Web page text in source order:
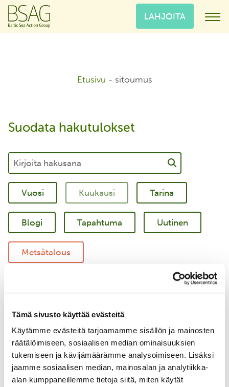
Tämä sivusto käyttää evästeitä
Käytämme evästeitä tarjoamamme sisällön ja mainosten
räätälöimiseen, sosiaalisen median ominaisuuksien
tukemiseen ja kävijämäärämme analysoimiseen. Lisäksi
jaamme sosiaalisen median, mainosalan ja analytiikka-
alan kumppaneillemme tietoja siitä, miten käytät
LAHJOITA
Etusivu - sitoumus
Suodata hakutulokset
Tarina
Blogi Tapahtuma Uutinen
Metsätalous
Merellinen suojelu
Uudistava maatalous Yritysyhteistyö